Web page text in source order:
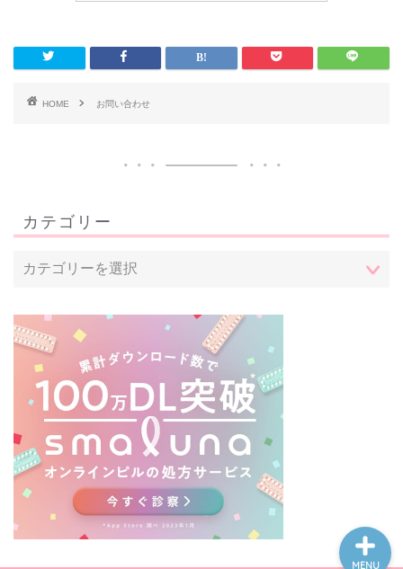
HOME お問い合わせ
カテゴリー
MENU
看護師転職
治験について
体の気になること